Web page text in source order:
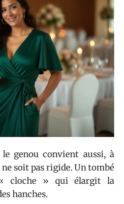
genou convient aussi, à
soit pas rigide. Un tombé
cloche » qui élargit la
hanches.